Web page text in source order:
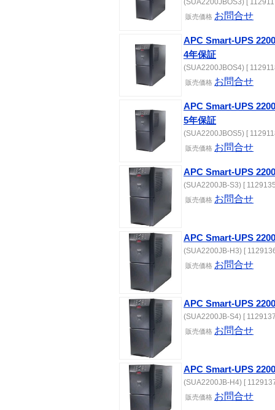
(SUA2200JBOS3) [
販売価格 お問合せ
APC Smart-UPS
4年保証
(SUA2200JBOS4) [
販売価格 お問合せ
APC Smart-UPS
5年保証
(SUA2200JBOS5) [
販売価格 お問合せ
APC Smart-UPS
(SUA2200JB-S3) [
販売価格 お問合せ
APC Smart-UPS
(SUA2200JB-H3) [
販売価格 お問合せ
APC Smart-UPS
(SUA2200JB-S4) [
販売価格 お問合せ
APC Smart-UPS
(SUA2200JB-H4) [
販売価格 お問合せ